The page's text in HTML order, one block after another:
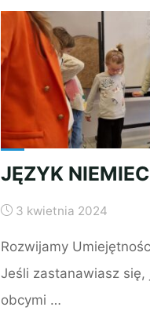
JĘZYK
3 kwietnia 2024
Rozwijamy
Jeśli zastanawiasz
obcymi …